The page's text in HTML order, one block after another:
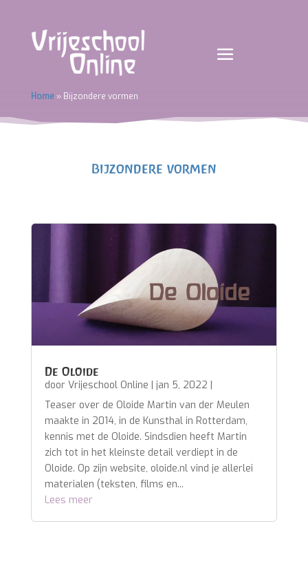
Home» Bijzondere vormen
Bijzondere vormen
De Oloide
door Vrijeschool Online | jan 5, 2022 |
Teaser over de Oloide Martin van der Meulen
maakte in 2014, in de Kunsthal in Rotterdam,
kennis met de Oloide. Sindsdien heeft Martin
zich tot in het kleinste detail verdiept in de
Oloide. Op zijn website, oloide.nl vind je allerlei
materialen (teksten, films en...
Lees meer